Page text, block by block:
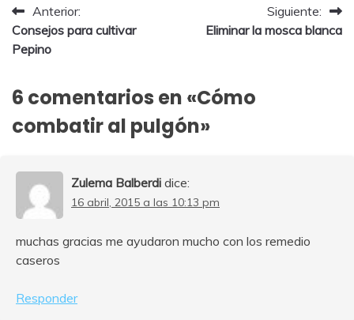
Navegación
de
Anterior:
Consejos para cultivar
Pepino
Siguiente:
Eliminar la mosca blanca
6 comentarios en «Cómo
combatir al pulgón»
Zulema Balberdi dice:
16 abril, 2015 a las 10:13 pm
muchas gracias me ayudaron mucho con los remedio
caseros
Responder